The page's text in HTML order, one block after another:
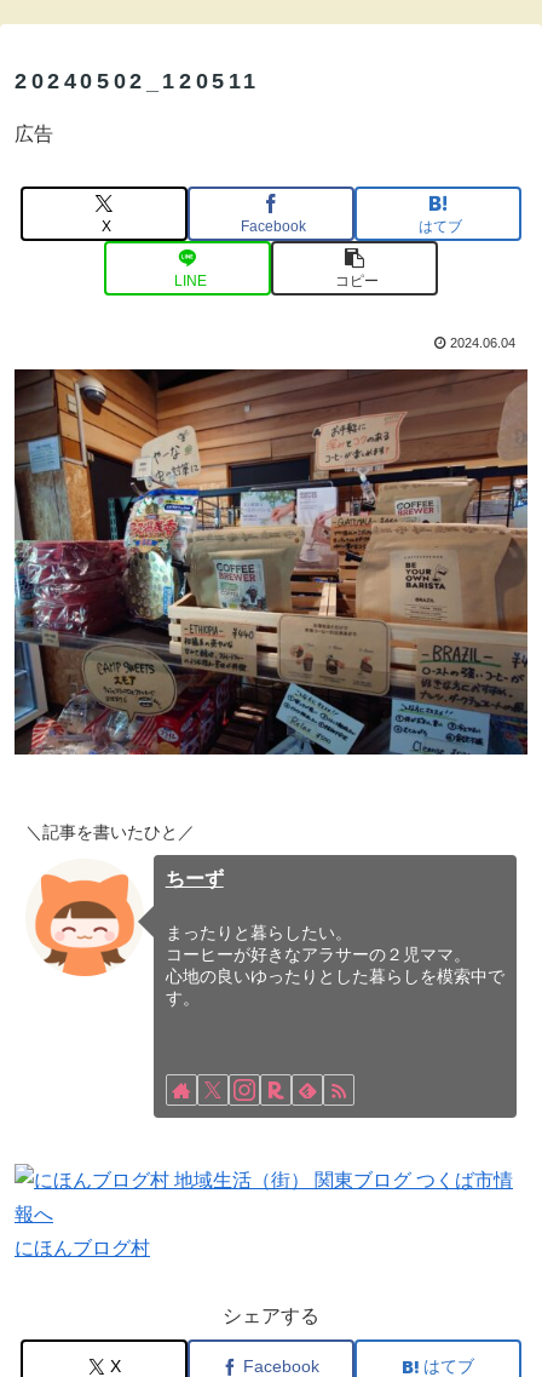
20240502_120511
広告
X Facebook はてブ
LINE コピー
2024.06.04
＼記事を書いたひと／
ちーず
まったりと暮らしたい。
コーヒーが好きなアラサーの２児ママ。
心地の良いゆったりとした暮らしを模索中で
す。
にほんブログ村
シェアする
X Facebook はてブ